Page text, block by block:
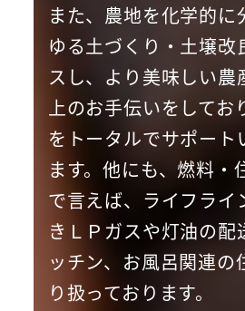
また、農地を化学的に
ゆる土づくり・土壌改
スし、より美味しい農
上のお手伝いをしてお
をトータルでサポート
ます。他にも、燃料・
で言えば、ライフライ
きＬＰガスや灯油の配
ッチン、お風呂関連の
り扱っております。